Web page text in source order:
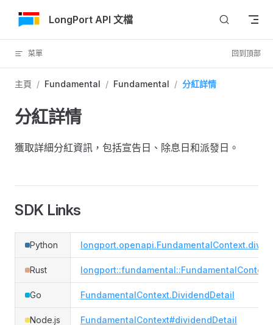
跳轉到內容LongPort API 文檔
菜單 回到頂部
主頁 / Fundamental / Fundamental / 分紅詳情
分紅詳情
獲取詳細分紅資訊，包括宣告日、除息日和派發日。
SDK Links
Python
Rust
Go FundamentalContext.DividendDetail
Node.js FundamentalContext#dividendDetail